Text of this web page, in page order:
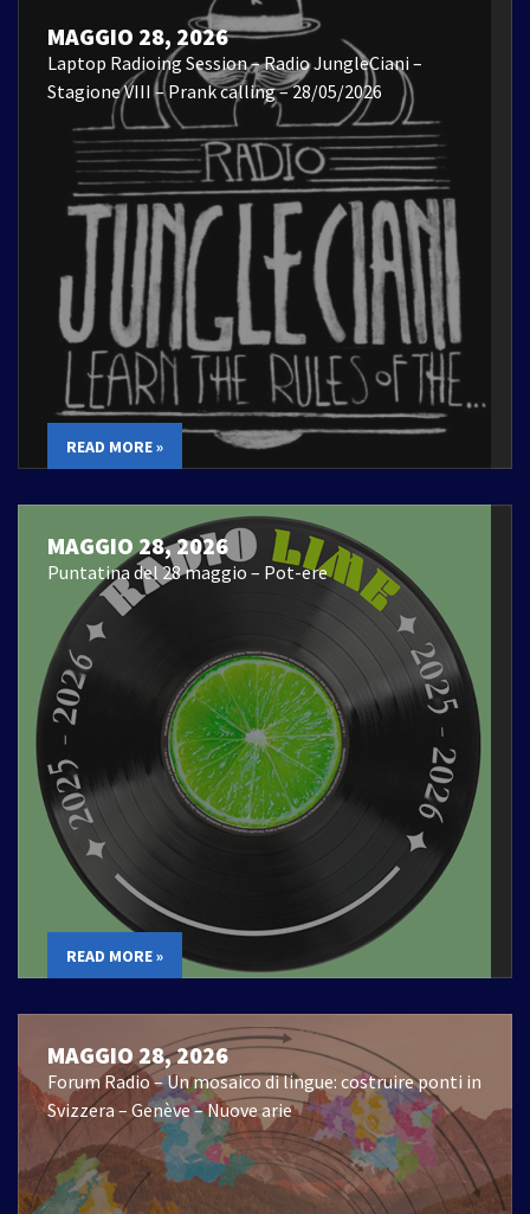
MAGGIO 28, 2026
Laptop Radioing Session – Radio JungleCiani –
Stagione VIII – Prank calling – 28/05/2026
READ MORE »
MAGGIO 28, 2026
Puntatina del 28 maggio – Pot-ere
READ MORE »
MAGGIO 28, 2026
Forum Radio – Un mosaico di lingue: costruire ponti in
Svizzera – Genève – Nuove arie